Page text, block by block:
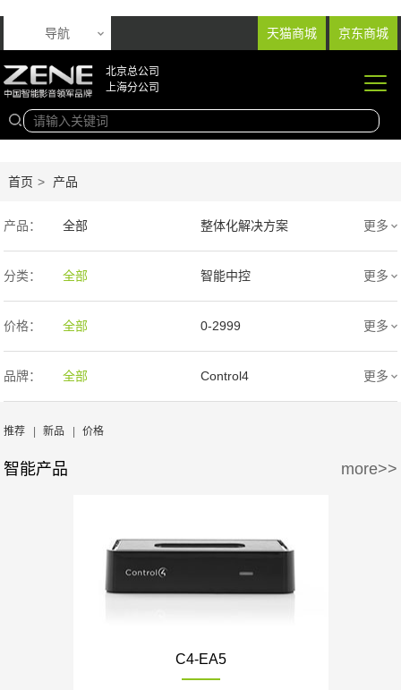
天猫商城 京东商城
导航
北京总公司
上海分公司
首页 > 产品
产品： 全部 整体化解决方案
音响产品 投影产品
专业扩声音箱 幕布产品
声学产品 智能产品
周边产品
更多
分类： 全部 智能中控 更多
价格： 全部 0-2999
3000-9999 1万-5万
5万-15万
30万-50万
更多
品牌： 全部 Control4 更多
推荐 | 新品 | 价格
智能产品 more>>
C4-EA5